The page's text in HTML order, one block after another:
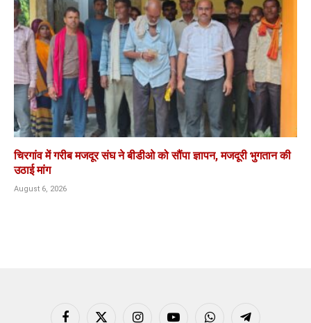
चिरगांव में गरीब मजदूर संघ ने बीडीओ को सौंपा ज्ञापन, मजदूरी भुगतान की
उठाई मांग
August 6, 2026